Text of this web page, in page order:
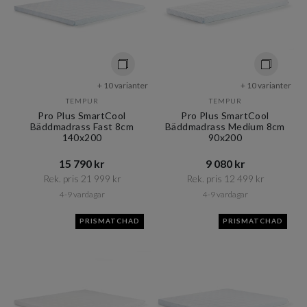
+ 10 varianter
TEMPUR
Pro Plus SmartCool
Bäddmadrass Fast 8cm
140x200
15 790 kr​​
Rek. pris 21 999 kr​​
4-9 vardagar
+ 10 varianter
TEMPUR
Pro Plus SmartCool
Bäddmadrass Medium 8cm
90x200
9 080 kr​​
Rek. pris 12 499 kr​​
4-9 vardagar
PRISMATCHAD PRISMATCHAD